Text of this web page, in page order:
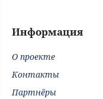
Информация
О проекте
Контакты
Партнёры